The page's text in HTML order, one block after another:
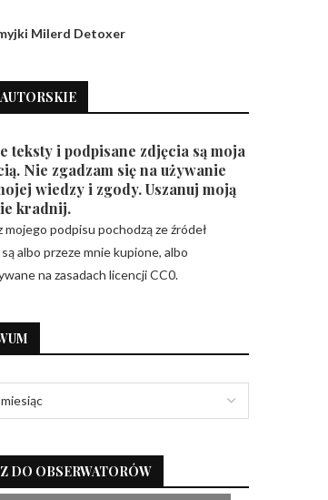
Milerd Detoxer
teksty i podpisane zdjęcia są moja
Nie zgadzam się na używanie
wiedzy i zgody. Uszanuj moją
kradnij.
mojego podpisu pochodzą ze źródeł
albo przeze mnie kupione, albo
na zasadach licencji CC0.
DO OBSERWATORÓW